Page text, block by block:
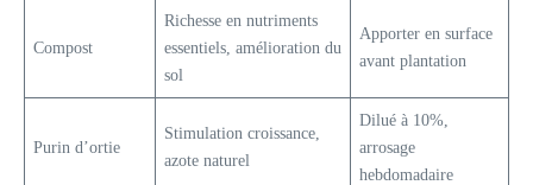
Compost
Richesse en nutriments
essentiels, amélioration du
sol
Apporter en surface
avant plantation
Purin d’ortie
Stimulation croissance,
azote naturel
Dilué à 10%,
arrosage
hebdomadaire